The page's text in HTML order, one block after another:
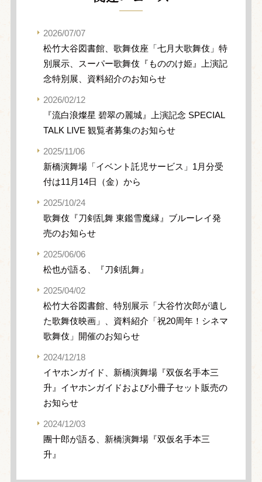
2026/07/07
松竹大谷図書館、歌舞伎座「七月大歌舞伎」特
別展示、スーパー歌舞伎『もののけ姫』上演記
念特別展、資料紹介のお知らせ
2026/02/12
『流白浪燦星 碧翠の麗城』上演記念 SPECIAL
TALK LIVE 観覧者募集のお知らせ
2025/11/06
新橋演舞場「イベント託児サービス」1月分受
付は11月14日（金）から
2025/10/24
歌舞伎『刀剣乱舞 東鑑雪魔縁』ブルーレイ発
売のお知らせ
2025/06/06
松也が語る、『刀剣乱舞』
2025/04/02
松竹大谷図書館、特別展示「大谷竹次郎が遺し
た歌舞伎映画」、資料紹介「祝20周年！シネマ
歌舞伎」開催のお知らせ
2024/12/18
イヤホンガイド、新橋演舞場『双仮名手本三
升』イヤホンガイドおよび小冊子セット販売の
お知らせ
2024/12/03
團十郎が語る、新橋演舞場『双仮名手本三
升』